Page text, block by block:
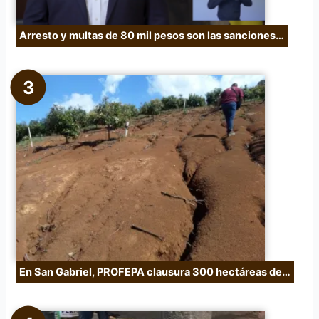
Arresto y multas de 80 mil pesos son las sanciones…
En San Gabriel, PROFEPA clausura 300 hectáreas de…